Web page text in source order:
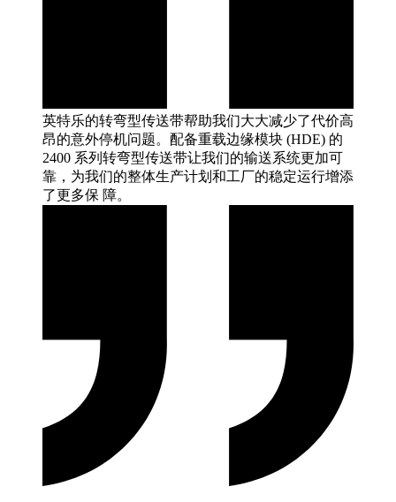
英特乐的转弯型传送带帮助我们大大减少了代价高
昂的意外停机问题。配备重载边缘模块 (HDE) 的
2400 系列转弯型传送带让我们的输送系统更加可
靠，为我们的整体生产计划和工厂的稳定运行增添
了更多保 障。